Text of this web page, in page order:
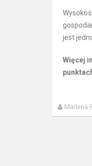
jest
Więcej
Marlena